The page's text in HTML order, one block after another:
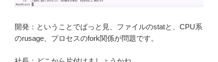
開発：ということでぱっと見、ファイルのstatと、CPU系
のrusage、プロセスのfork関係が問題です。